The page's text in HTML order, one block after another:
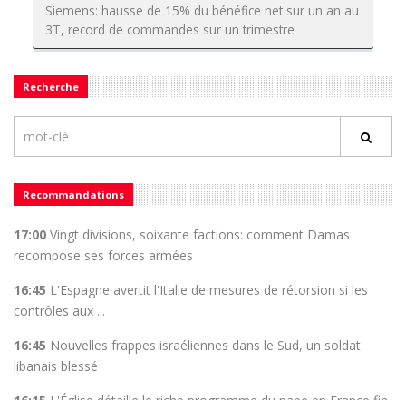
Siemens: hausse de 15% du bénéfice net sur un an au
3T, record de commandes sur un trimestre
Recherche
Recommandations
17:00 Vingt divisions, soixante factions: comment Damas
recompose ses forces armées
16:45 L'Espagne avertit l'Italie de mesures de rétorsion si les
contrôles aux ...
16:45 Nouvelles frappes israéliennes dans le Sud, un soldat
libanais blessé